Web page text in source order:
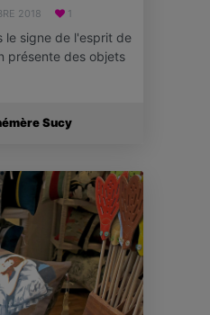
2018 1
le signe de l'esprit de
présente des objets
Sucy